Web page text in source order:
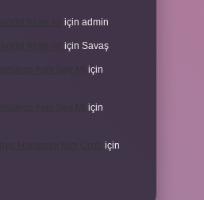
için admin
için Savaş
için
için
için